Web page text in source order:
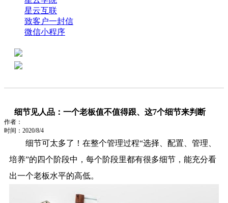
星云互联
致客户一封信
微信小程序
细节见人品：一个老板值不值得跟、这7个细节来判断
作者：
时间：2020/8/4
细节可太多了！在整个管理过程“选择、配置、管理、
培养”的四个阶段中，每个阶段里都有很多细节，能充分看
出一个老板水平的高低。